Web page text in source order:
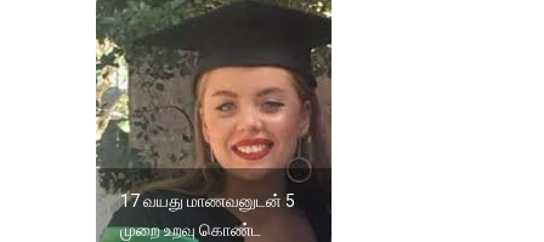
17 வயது மாணவனுடன் 5
முறை உறவு கொண்ட